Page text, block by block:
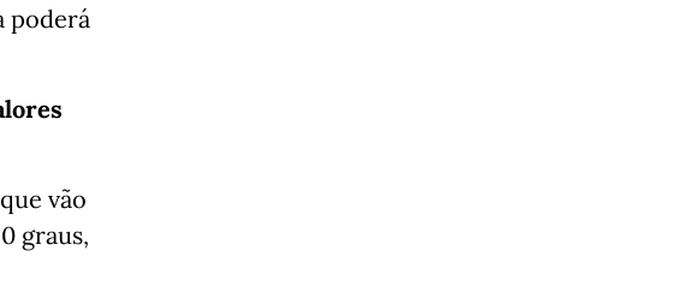
poderá
vão
graus,